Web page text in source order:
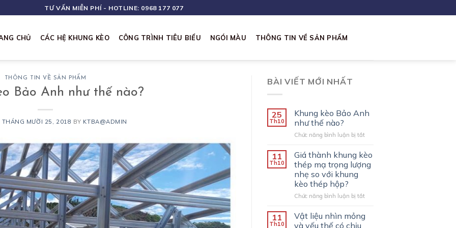
TƯ VẤN MIỄN PHÍ - HOTLINE: 0968 177 077
CHỦ CÁC HỆ KHUNG KÈO CÔNG TRÌNH TIÊU BIỂU NGÓI MÀU THÔNG TIN VỀ SẢN PHẨM
THÔNG TIN VỀ SẢN PHẨM
Bảo Anh như thế nào?
THÁNG MƯỜI 25, 2018 BY KTBA@ADMIN
BÀI VIẾT MỚI NHẤT
25
Th10
Khung kèo Bảo Anh
như thế nào?
Chức năng bình luận bị tắtở
kèo
Bảo
Anh
nào?
11
Th10
Giá thành khung kèo
thép mạ trọng lượng
nhẹ so với khung
kèo thép hộp?
Chức năng bình luận bị tắtở
khung
11
Th10
Vật liệu nhìn mỏng
và yếu thế có chịu